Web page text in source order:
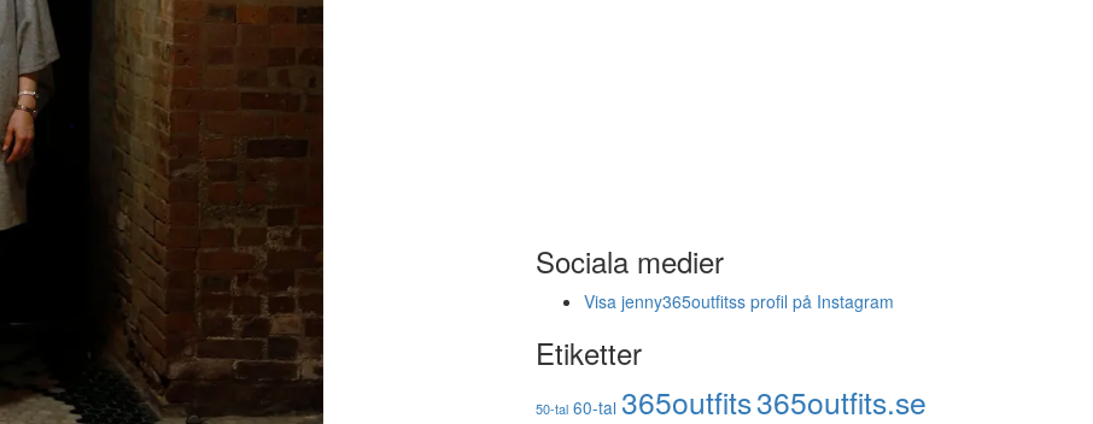
Sociala medier
Visa jenny365outfitss profil på Instagram
Etiketter
50-tal 60-tal 365outfits365outfits.se